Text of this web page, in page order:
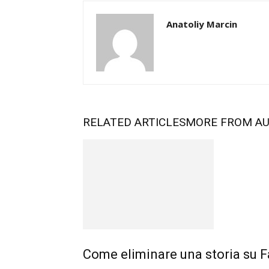
Anatoliy Marcin
RELATED ARTICLESMORE FROM
Come eliminare una storia su